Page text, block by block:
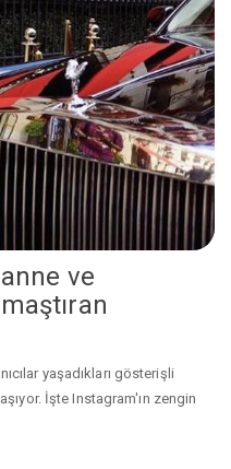
ve
yaşadıkları gösterişli
İşte Instagram'ın zengin